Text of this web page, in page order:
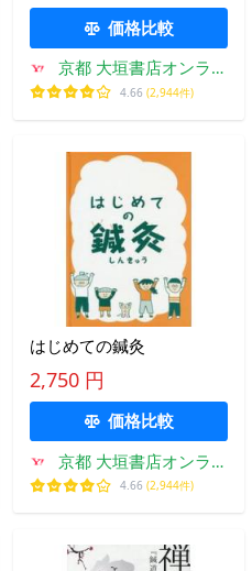
価格比較
京都 大垣書店オンライ
ン
4.66 (2,944件)
はじめての鍼灸
2,750 円
価格比較
京都 大垣書店オンライ
ン
4.66 (2,944件)